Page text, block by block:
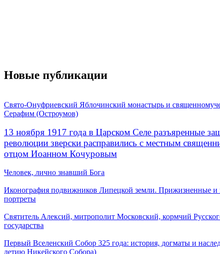
Новые публикации
Свято-Онуфриевский Яблочинский монастырь и
Серафим (Остроумов)
13 ноября 1917 года в Царском Селе разъяренные
революции зверски расправились с местным
отцом Иоанном Кочуровым
Человек, лично знавший Бога
Иконография подвижников Липецкой земли. Прижизненные и
портреты
Святитель Алексий, митрополит Московский, кормчий
государства
Первый Вселенский Собор 325 года: история, догматы и
летию Никейского Собора)